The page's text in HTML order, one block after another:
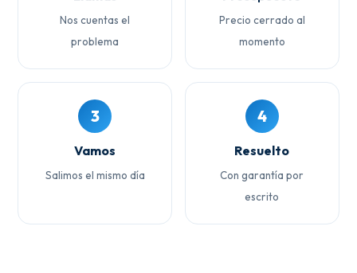
Nos cuentas el
problema
Precio cerrado al
momento
3
Vamos
Salimos el mismo día
4
Resuelto
Con garantía por
escrito